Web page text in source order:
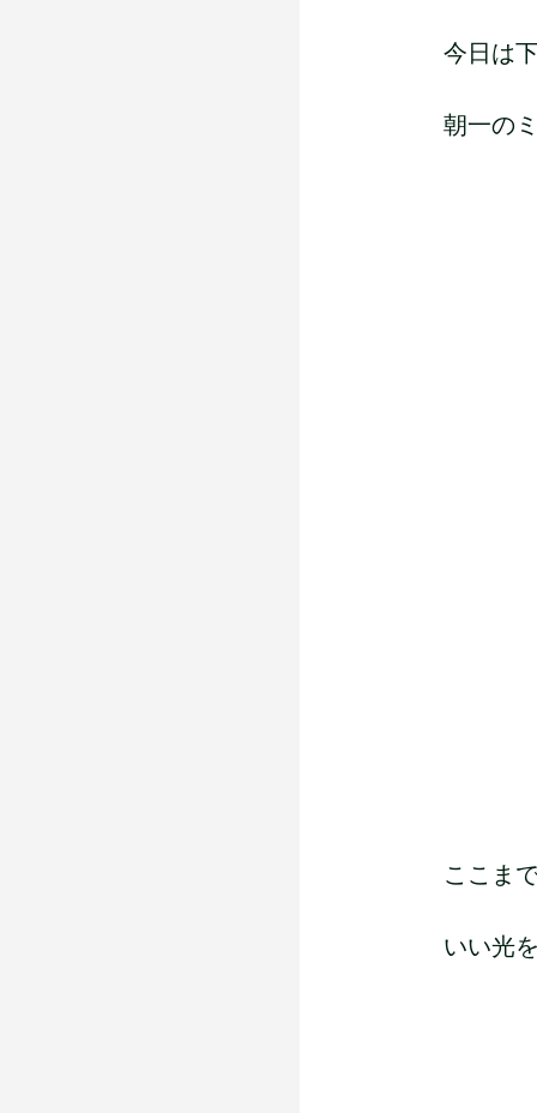
今日は
朝一の
ここま
いい光